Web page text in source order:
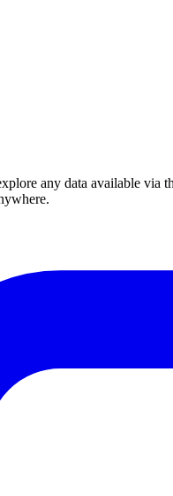
any data available